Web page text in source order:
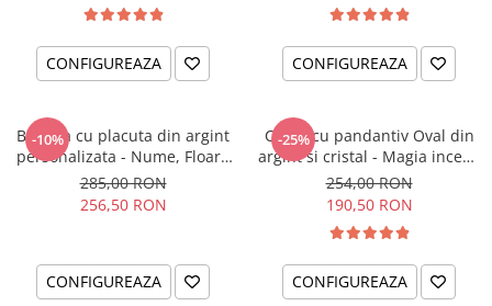
CONFIGUREAZA CONFIGUREAZA
-10%
Bratara cu placuta din argint
personalizata - Nume, Floare
& Cristal
285,00 RON
256,50 RON
CONFIGUREAZA
-25%
Colier cu pandantiv Oval din
argint si cristal - Magia incepe
cu tine
254,00 RON
190,50 RON
CONFIGUREAZA